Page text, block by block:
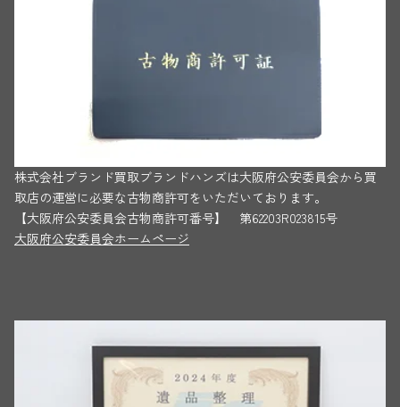
株式会社ブランド買取ブランドハンズは大阪府公安委員会から買
取店の運営に必要な古物商許可をいただいております。
【大阪府公安委員会古物商許可番号】 第62203R023815号
大阪府公安委員会ホームページ